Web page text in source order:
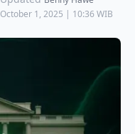
October 1, 2025 | 10:36 WIB